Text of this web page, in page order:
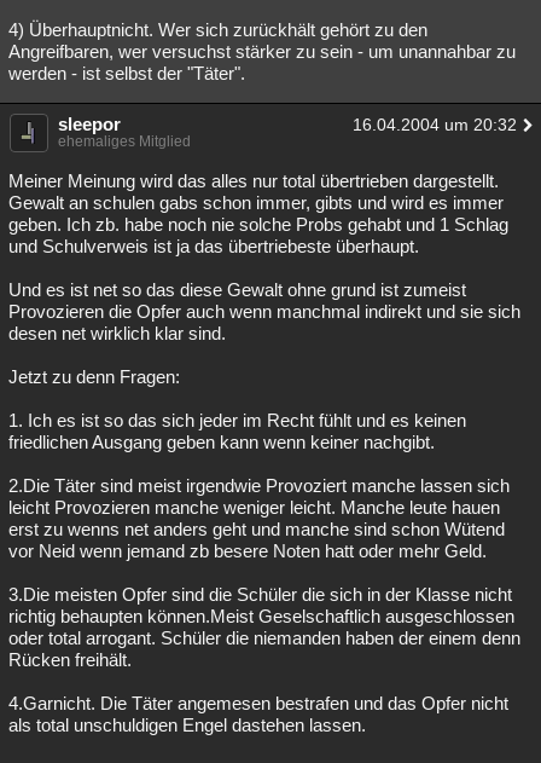
4) Überhauptnicht. Wer sich zurückhält gehört zu den
Angreifbaren, wer versuchst stärker zu sein - um unannahbar zu
werden - ist selbst der "Täter".
sleepor 16.04.2004 um 20:32
ehemaliges Mitglied
Meiner Meinung wird das alles nur total übertrieben dargestellt.
Gewalt an schulen gabs schon immer, gibts und wird es immer
geben. Ich zb. habe noch nie solche Probs gehabt und 1 Schlag
und Schulverweis ist ja das übertriebeste überhaupt.
Und es ist net so das diese Gewalt ohne grund ist zumeist
Provozieren die Opfer auch wenn manchmal indirekt und sie sich
desen net wirklich klar sind.
Jetzt zu denn Fragen:
1. Ich es ist so das sich jeder im Recht fühlt und es keinen
friedlichen Ausgang geben kann wenn keiner nachgibt.
2.Die Täter sind meist irgendwie Provoziert manche lassen sich
leicht Provozieren manche weniger leicht. Manche leute hauen
erst zu wenns net anders geht und manche sind schon Wütend
vor Neid wenn jemand zb besere Noten hatt oder mehr Geld.
3.Die meisten Opfer sind die Schüler die sich in der Klasse nicht
richtig behaupten können.Meist Geselschaftlich ausgeschlossen
oder total arrogant. Schüler die niemanden haben der einem denn
Rücken freihält.
4.Garnicht. Die Täter angemesen bestrafen und das Opfer nicht
als total unschuldigen Engel dastehen lassen.